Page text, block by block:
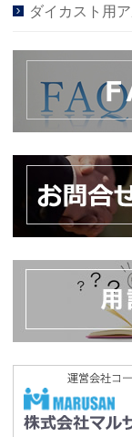
ダイカスト用